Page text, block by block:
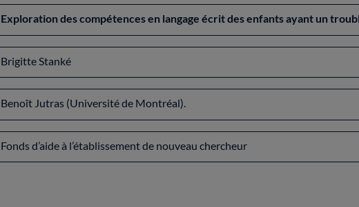
Exploration des compétences en langage écrit des enfants ayant un
Brigitte Stanké
Benoît Jutras (Université de Montréal).
Fonds d’aide à l’établissement de nouveau chercheur